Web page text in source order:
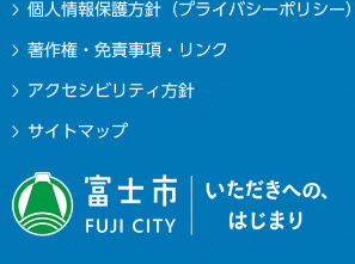
個人情報保護方針（プライバシーポリシー）
著作権・免責事項・リンク
アクセシビリティ方針
サイトマップ